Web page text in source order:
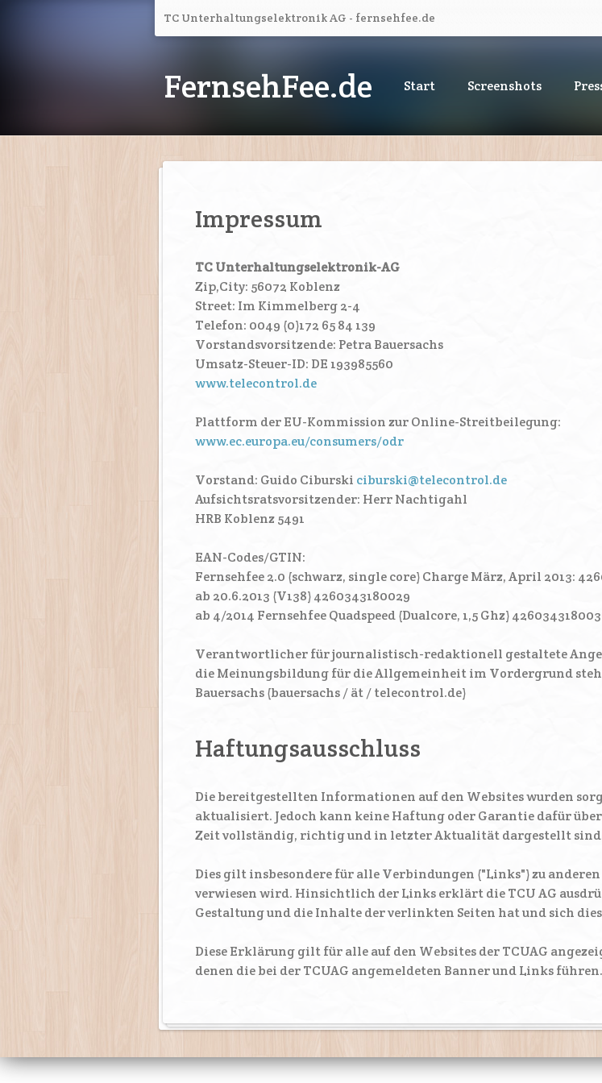
TC Unterhaltungselektronik AG - fernsehfee.de
FernsehFee.de Start Screenshots
Impressum
TC Unterhaltungselektronik-AG
Zip,City: 56072 Koblenz
Street: Im Kimmelberg 2-4
Telefon: 0049 (0)172 65 84 139
Vorstandsvorsitzende: Petra Bauersachs
Umsatz-Steuer-ID: DE 193985560
www.telecontrol.de
Plattform der EU-Kommission zur Online-Streitbeilegung:
www.ec.europa.eu/consumers/odr
Vorstand: Guido Ciburski ciburski@telecontrol.de
Aufsichtsratsvorsitzender: Herr Nachtigahl
HRB Koblenz 5491
EAN-Codes/GTIN:
Fernsehfee 2.0 (schwarz, single core) Charge März, April 2013:
ab 20.6.2013 (V138) 4260343180029
ab 4/2014 Fernsehfee Quadspeed (Dualcore, 1,5 Ghz)
Verantwortlicher für journalistisch-redaktionell gestaltete
die Meinungsbildung für die Allgemeinheit im Vordergrund
Bauersachs (bauersachs / ät / telecontrol.de)
Haftungsausschluss
Die bereitgestellten Informationen auf den Websites wurden
aktualisiert. Jedoch kann keine Haftung oder Garantie dafür
Zeit vollständig, richtig und in letzter Aktualität dargestellt
Dies gilt insbesondere für alle Verbindungen ("Links") zu
verwiesen wird. Hinsichtlich der Links erklärt die TCU AG
Gestaltung und die Inhalte der verlinkten Seiten hat und sich
Diese Erklärung gilt für alle auf den Websites der TCUAG
denen die bei der TCUAG angemeldeten Banner und Links führen.